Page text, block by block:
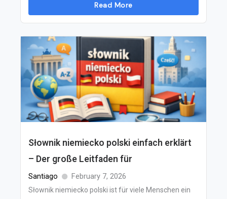
Read More
Słownik niemiecko polski einfach erklärt
– Der große Leitfaden für
Santiago February 7, 2026
Słownik niemiecko polski ist für viele Menschen ein